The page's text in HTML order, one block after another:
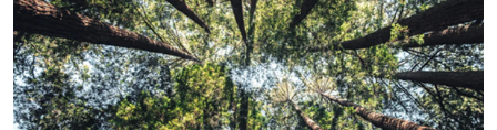
unei linii de produse cosmetice organice
Raport cu un plan de acțiuni corective